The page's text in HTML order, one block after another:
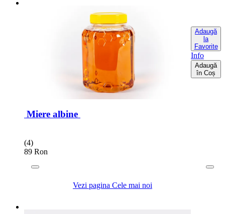
Adaugă
la
Favorite
Info
Adaugă
în Coș
Miere albine
(4)
89 Ron
Vezi pagina Cele mai noi